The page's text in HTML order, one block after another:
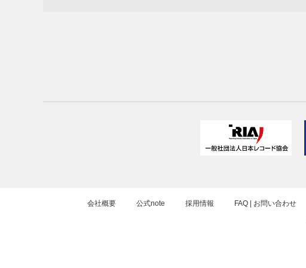
会社概要 公式note 採用情報 FAQ | お問い合わせ